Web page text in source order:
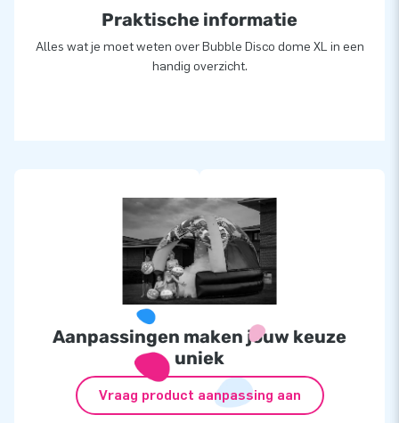
Praktische informatie
Alles wat je moet weten over Bubble Disco dome XL in een
handig overzicht.
Aanpassingen maken jouw keuze
uniek
Vraag product aanpassing aan